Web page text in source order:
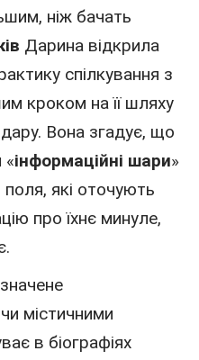
ніж бачать
Дарина відкрила
спілкування з
кроком на її шляху
Вона згадує, що
«інформаційні шари»
поля, які оточують
про їхнє минуле,
містичними
в біографіях